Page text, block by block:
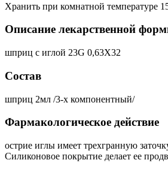
Хранить при комнатной температуре
Описание лекарственной
шприц с иглой 23G 0,63Х32
Состав
шприц 2мл /3-х компонентный/
Фармакологическое действие
острие иглы имеет трехгранную
Силиконовое покрытие делает ее